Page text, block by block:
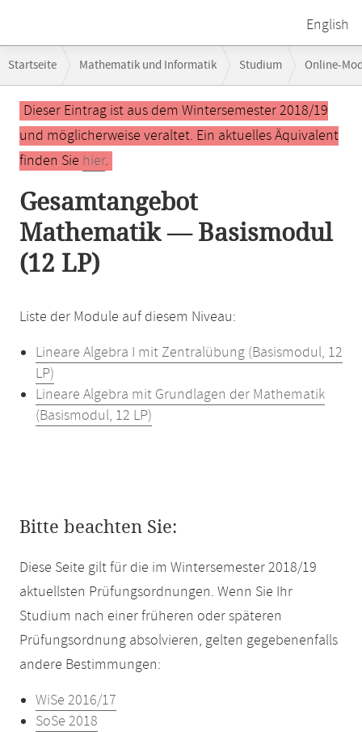
English
Navigation
Startseite Mathematik und Informatik Studium Online-
Hauptinhalt
Dieser Eintrag ist aus dem Wintersemester 2018/19
und möglicherweise veraltet. Ein aktuelles Äquivalent
finden Sie hier.
Gesamtangebot
Mathematik — Basismodul
(12 LP)
Liste der Module auf diesem Niveau:
Lineare Algebra I mit Zentralübung (Basismodul, 12
LP)
Lineare Algebra mit Grundlagen der Mathematik
(Basismodul, 12 LP)
Bitte beachten Sie:
Diese Seite gilt für die im Wintersemester 2018/19
aktuellsten Prüfungsordnungen. Wenn Sie Ihr
Studium nach einer früheren oder späteren
Prüfungsordnung absolvieren, gelten gegebenenfalls
andere Bestimmungen:
WiSe 2016/17
SoSe 2018